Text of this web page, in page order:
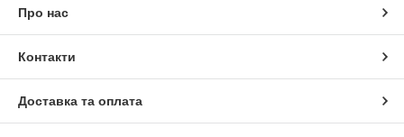
Про нас
Контакти
Доставка та оплата